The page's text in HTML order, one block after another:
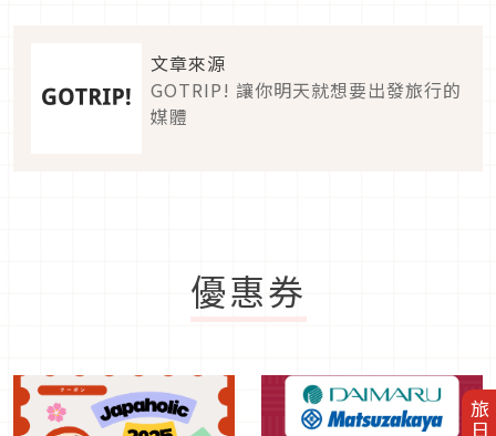
文章來源
GOTRIP! 讓你明天就想要出發旅行的
媒體
優惠券